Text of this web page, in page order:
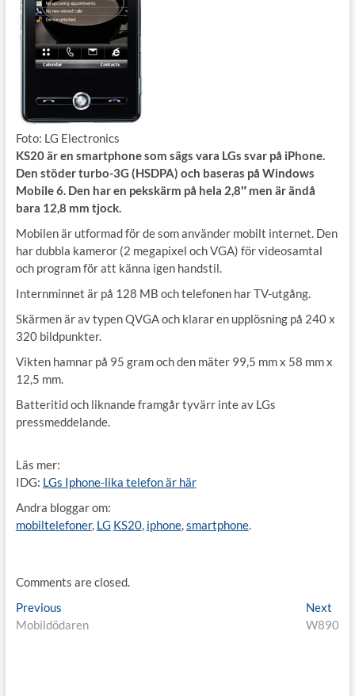
Foto: LG Electronics
KS20 är en smartphone som sägs vara LGs svar på iPhone.
Den stöder turbo-3G (HSDPA) och baseras på Windows
Mobile 6. Den har en pekskärm på hela 2,8″ men är ändå
bara 12,8 mm tjock.
Mobilen är utformad för de som använder mobilt internet. Den
har dubbla kameror (2 megapixel och VGA) för videosamtal
och program för att känna igen handstil.
Internminnet är på 128 MB och telefonen har TV-utgång.
Skärmen är av typen QVGA och klarar en upplösning på 240 x
320 bildpunkter.
Vikten hamnar på 95 gram och den mäter 99,5 mm x 58 mm x
12,5 mm.
Batteritid och liknande framgår tyvärr inte av LGs
pressmeddelande.
Läs mer:
IDG: LGs Iphone-lika telefon är här
Andra bloggar om:
mobiltelefoner, LG KS20, iphone,smartphone.
Comments are closed.
Inläggsnavigering
PreviousPrevious
post:
Mobildödaren
Next
W890